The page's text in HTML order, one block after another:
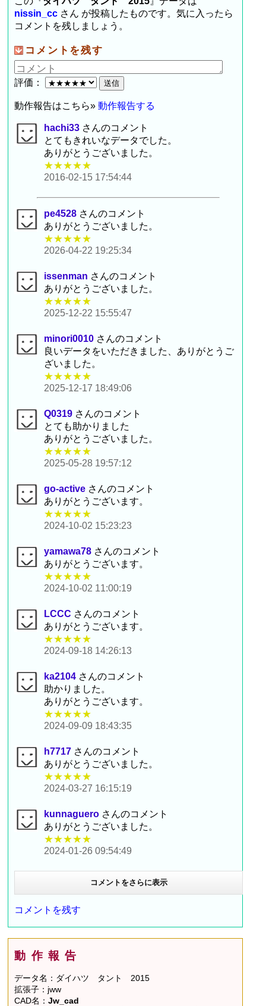
nissin_cc さん が投稿したものです。気に入ったら
コメントを残しましょう。
コメントを残す
評価：
動作報告はこちら»動作報告する
hachi33 さんのコメント
とてもきれいなデータでした。
ありがとうございました。
★★★★★
2016-02-15 17:54:44
pe4528 さんのコメント
ありがとうございました。
★★★★★
2026-04-22 19:25:34
issenman さんのコメント
ありがとうございました。
★★★★★
2025-12-22 15:55:47
minori0010 さんのコメント
良いデータをいただきました、ありがとうご
ざいました。
★★★★★
2025-12-17 18:49:06
Q0319 さんのコメント
とても助かりました
ありがとうございました。
★★★★★
2025-05-28 19:57:12
go-active さんのコメント
ありがとうございます。
★★★★★
2024-10-02 15:23:23
yamawa78 さんのコメント
ありがとうございます。
★★★★★
2024-10-02 11:00:19
LCCC さんのコメント
ありがとうございます。
★★★★★
2024-09-18 14:26:13
ka2104 さんのコメント
助かりました。
ありがとうございます。
★★★★★
2024-09-09 18:43:35
h7717 さんのコメント
ありがとうございました。
★★★★★
2024-03-27 16:15:19
kunnaguero さんのコメント
ありがとうございました。
★★★★★
2024-01-26 09:54:49
コメントをさらに表示
コメントを残す
動作報告
データ名：ダイハツ タント 2015
拡張子：jww
CAD名：Jw_cad